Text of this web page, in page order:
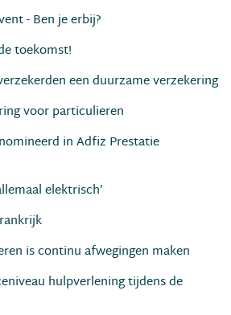
- Ben je erbij?
toekomst!
een duurzame verzekering
voor particulieren
in Adfiz Prestatie
elektrisch’
is continu afwegingen maken
hulpverlening tijdens de